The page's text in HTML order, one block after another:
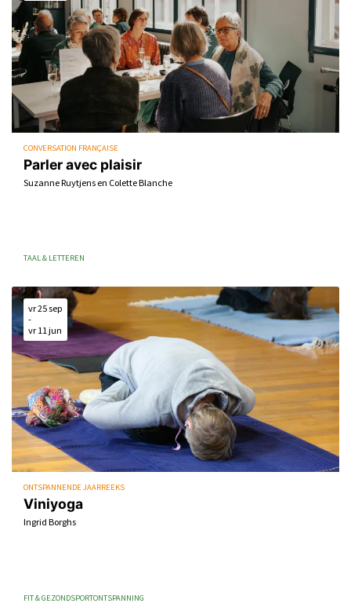
Parler avec plaisir
Suzanne Ruytjens en Colette Blanche
CONVERSATION FRANÇAISE
TAAL & LETTEREN
Viniyoga
Ingrid Borghs
ONTSPANNENDE JAARREEKS
vr 25 sep
-
vr 11 jun
FIT & GEZONDSPORTONTSPANNING